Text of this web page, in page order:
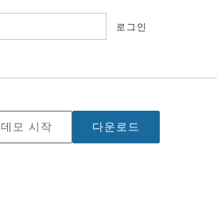
로그인
데모 시작 다운로드